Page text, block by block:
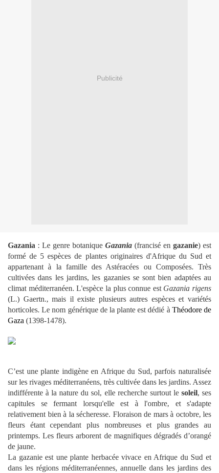
Publicité
Gazania : Le genre botanique Gazania (francisé en gazanie) est
formé de 5 espèces de plantes originaires d'Afrique du Sud et
appartenant à la famille des Astéracées ou Composées. Très
cultivées dans les jardins, les gazanies se sont bien adaptées au
climat méditerranéen. L'espèce la plus connue est Gazania rigens
(L.) Gaertn., mais il existe plusieurs autres espèces et variétés
horticoles. Le nom générique de la plante est dédié à Théodore de
Gaza (1398-1478).
C’est une plante indigène en Afrique du Sud, parfois naturalisée
sur les rivages méditerranéens, très cultivée dans les jardins. Assez
indifférente à la nature du sol, elle recherche surtout le soleil, ses
capitules se fermant lorsqu'elle est à l'ombre, et s'adapte
relativement bien à la sécheresse. Floraison de mars à octobre, les
fleurs étant cependant plus nombreuses et plus grandes au
printemps. Les fleurs arborent de magnifiques dégradés d’orangé
de jaune.
La gazanie est une plante herbacée vivace en Afrique du Sud et
dans les régions méditerranéennes, annuelle dans les jardins des